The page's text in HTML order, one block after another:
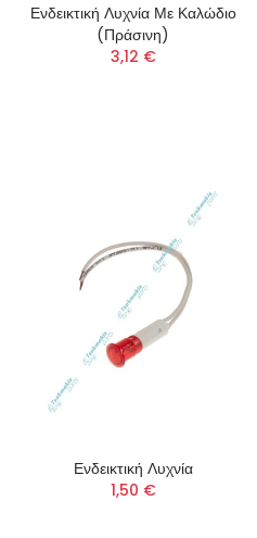
Ενδεικτική Λυχνία Με Καλώδιο
(Πράσινη)
3,12 €
Ενδεικτική Λυχνία
1,50 €